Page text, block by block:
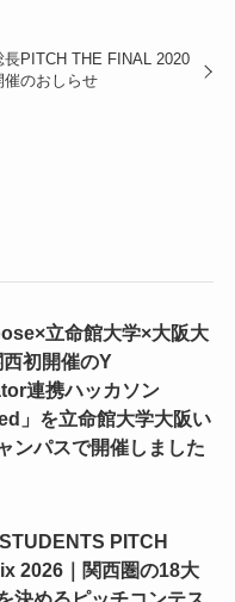
長PITCH THE FINAL 2020
催のおしらせ
立命館大学×大阪大
初開催のY
連携ハッカソン
」を立命館大学大阪い
ンパスで開催しました
PITCH
2026｜関西圏の18大